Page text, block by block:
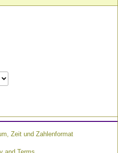
Zeit und Zahlenformat
and Terms